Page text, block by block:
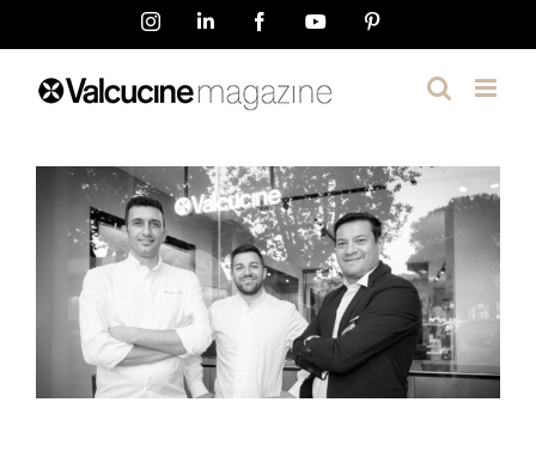
al
contenuto
InstagramLinkedInFacebookYouTube